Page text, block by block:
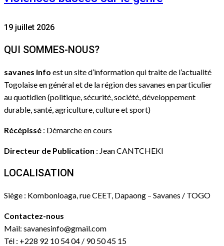
19 juillet 2026
QUI SOMMES-NOUS?
savanes info est un site d’information qui traite de l’actualité
Togolaise en général et de la région des savanes en particulier
au quotidien (politique, sécurité, société, développement
durable, santé, agriculture, culture et sport)
Récépissé : Démarche en cours
Directeur de Publication : Jean CANTCHEKI
LOCALISATION
Siège : Kombonloaga, rue CEET, Dapaong – Savanes / TOGO
Contactez-nous
Mail: savanesinfo@gmail.com
Tél : +228 92 10 54 04 / 90 50 45 15